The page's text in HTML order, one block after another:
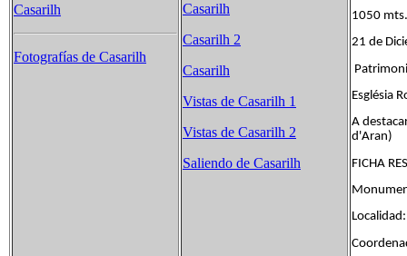
Casarilh
Fotografías de Casarilh
Casarilh
Casarilh 2
Casarilh
Vistas de Casarilh 1
Vistas de Casarilh 2
Saliendo de Casarilh
1050
21 de
Església
A
d'Aran)
FICHA